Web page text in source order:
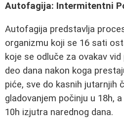
Autofagija: Intermitentni
Autofagija predstavlja
organizmu koji se 16 sati
koje se odluče za ovakav
deo dana nakon koga
piće, sve do kasnih jutarnjih
gladovanjem počinju u 18h,
10h izjutra narednog dana.